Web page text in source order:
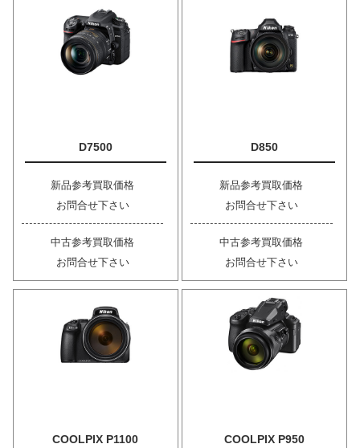
D7500
新品参考買取価格
お問合せ下さい
中古参考買取価格
お問合せ下さい
D850
新品参考買取価格
お問合せ下さい
中古参考買取価格
お問合せ下さい
COOLPIX P1100 COOLPIX P950